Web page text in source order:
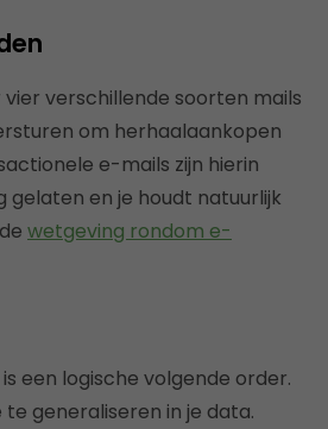
vier verschillende soorten mails
om herhaalaankopen
e-mails zijn hierin
gelaten en je houdt natuurlijk
wetgeving rondom e-
een logische volgende order.
generaliseren in je data.